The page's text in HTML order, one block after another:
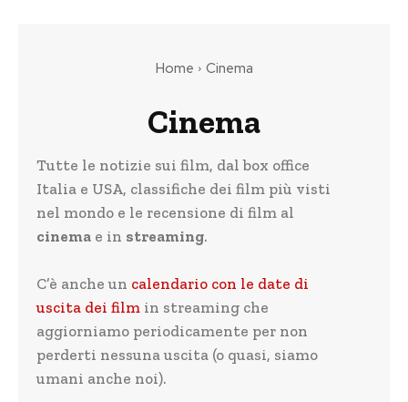
Home Cinema
Cinema
Tutte le notizie sui film, dal box office
Italia e USA, classifiche dei film più visti
nel mondo e le recensione di film al
cinema e in streaming.
C’è anche un calendario con le date di
uscita dei film in streaming che
aggiorniamo periodicamente per non
perderti nessuna uscita (o quasi, siamo
umani anche noi).